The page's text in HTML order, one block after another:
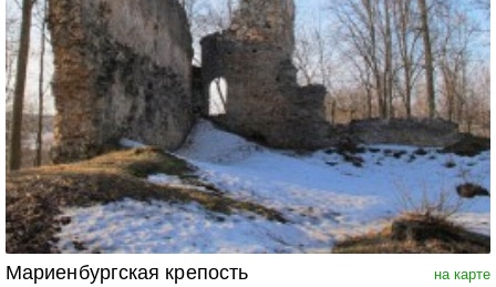
на карте
Мариенбургская крепость